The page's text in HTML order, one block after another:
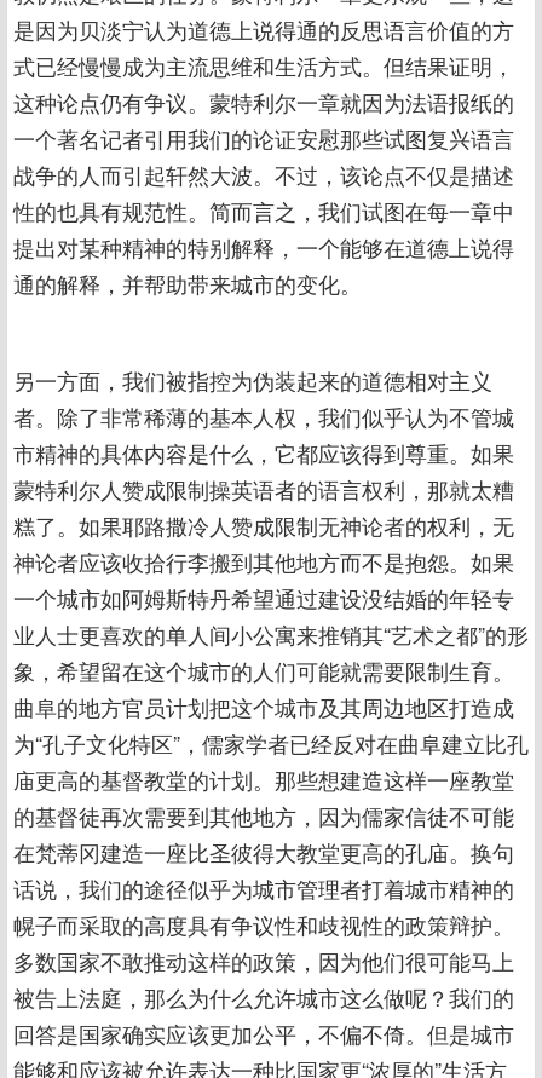
是因为贝淡宁认为道德上说得通的反思语言价值的方
式已经慢慢成为主流思维和生活方式。但结果证明，
这种论点仍有争议。蒙特利尔一章就因为法语报纸的
一个著名记者引用我们的论证安慰那些试图复兴语言
战争的人而引起轩然大波。不过，该论点不仅是描述
性的也具有规范性。简而言之，我们试图在每一章中
提出对某种精神的特别解释，一个能够在道德上说得
通的解释，并帮助带来城市的变化。
另一方面，我们被指控为伪装起来的道德相对主义
者。除了非常稀薄的基本人权，我们似乎认为不管城
市精神的具体内容是什么，它都应该得到尊重。如果
蒙特利尔人赞成限制操英语者的语言权利，那就太糟
糕了。如果耶路撒冷人赞成限制无神论者的权利，无
神论者应该收拾行李搬到其他地方而不是抱怨。如果
一个城市如阿姆斯特丹希望通过建设没结婚的年轻专
业人士更喜欢的单人间小公寓来推销其“艺术之都”的形
象，希望留在这个城市的人们可能就需要限制生育。
曲阜的地方官员计划把这个城市及其周边地区打造成
为“孔子文化特区”，儒家学者已经反对在曲阜建立比孔
庙更高的基督教堂的计划。那些想建造这样一座教堂
的基督徒再次需要到其他地方，因为儒家信徒不可能
在梵蒂冈建造一座比圣彼得大教堂更高的孔庙。换句
话说，我们的途径似乎为城市管理者打着城市精神的
幌子而采取的高度具有争议性和歧视性的政策辩护。
多数国家不敢推动这样的政策，因为他们很可能马上
被告上法庭，那么为什么允许城市这么做呢？我们的
回答是国家确实应该更加公平，不偏不倚。但是城市
能够和应该被允许表达一种比国家更“浓厚的”生活方